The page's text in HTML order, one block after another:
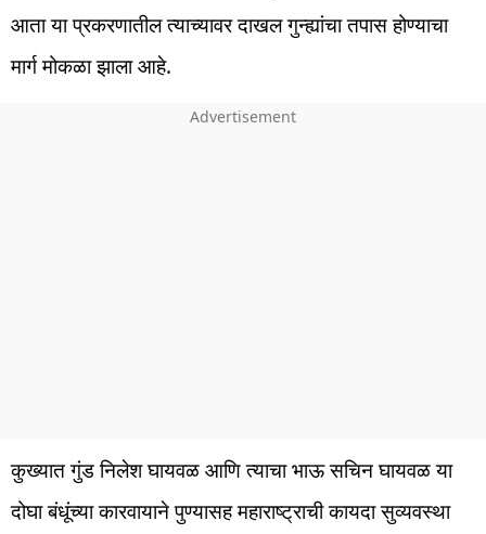
आता या प्रकरणातील त्याच्यावर दाखल गुन्ह्यांचा तपास होण्याचा
मार्ग मोकळा झाला आहे.
कुख्यात गुंड निलेश घायवळ आणि त्याचा भाऊ सचिन घायवळ या
दोघा बंधूंच्या कारवायाने पुण्यासह महाराष्ट्राची कायदा सुव्यवस्था